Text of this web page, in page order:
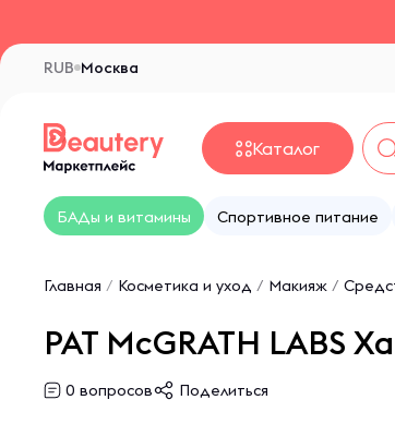
Москва
RUB
Каталог
БАДы и витамины Спортивное питание
Главная / Косметика и уход / Макияж /
PAT McGRATH LABS
0 вопросов Поделиться